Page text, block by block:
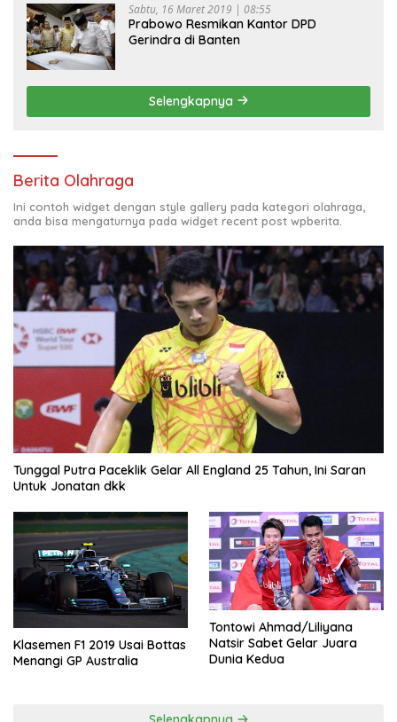
Sabtu, 16 Maret 2019 | 08:55
Prabowo Resmikan Kantor DPD
Gerindra di Banten
Selengkapnya
Berita Olahraga
Ini contoh widget dengan style gallery pada kategori olahraga,
anda bisa mengaturnya pada widget recent post wpberita.
Tunggal Putra Paceklik Gelar All England 25 Tahun, Ini Saran
Untuk Jonatan dkk
Klasemen F1 2019 Usai Bottas
Menangi GP Australia
Tontowi Ahmad/Liliyana
Natsir Sabet Gelar Juara
Dunia Kedua